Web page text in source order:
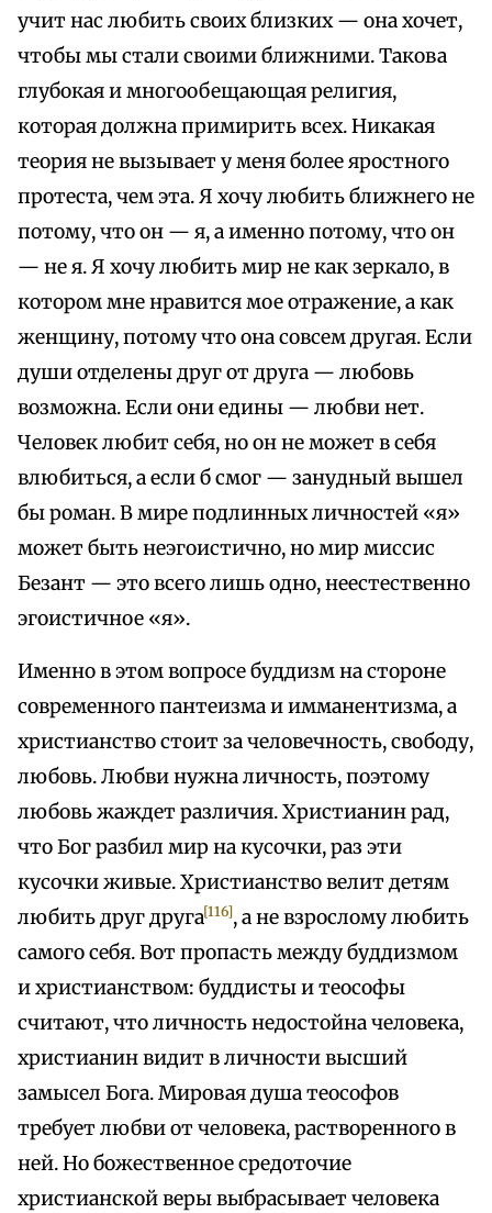
учит нас любить своих близких — она хочет,
чтобы мы стали своими ближними. Такова
глубокая и многообещающая религия,
которая должна примирить всех. Никакая
теория не вызывает у меня более яростного
протеста, чем эта. Я хочу любить ближнего не
потому, что он — я, а именно потому, что он
— не я. Я хочу любить мир не как зеркало, в
котором мне нравится мое отражение, а как
женщину, потому что она совсем другая. Если
души отделены друг от друга — любовь
возможна. Если они едины — любви нет.
Человек любит себя, но он не может в себя
влюбиться, а если б смог — занудный вышел
бы роман. В мире подлинных личностей «я»
может быть неэгоистично, но мир миссис
Безант — это всего лишь одно, неестественно
эгоистичное «я».
Именно в этом вопросе буддизм на стороне
современного пантеизма и имманентизма, а
христианство стоит за человечность, свободу,
любовь. Любви нужна личность, поэтому
любовь жаждет различия. Христианин рад,
что Бог разбил мир на кусочки, раз эти
кусочки живые. Христианство велит детям
любить друг друга[116], а не взрослому любить
самого себя. Вот пропасть между буддизмом
и христианством: буддисты и теософы
считают, что личность недостойна человека,
христианин видит в личности высший
замысел Бога. Мировая душа теософов
требует любви от человека, растворенного в
ней. Но божественное средоточие
христианской веры выбрасывает человека